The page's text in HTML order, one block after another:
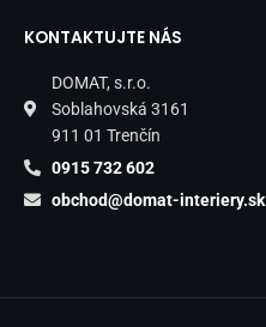
KONTAKTUJTE NÁS
DOMAT, s.r.o.
Soblahovská 3161
911 01 Trenčín
0915 732 602
obchod@domat-interiery.sk